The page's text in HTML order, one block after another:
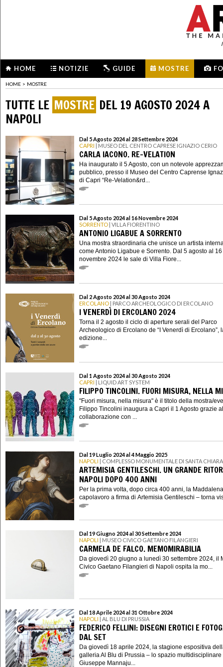
HOME NOTIZIE GUIDE MOSTRE
HOME > MOSTRE
TUTTE LE MOSTRE DEL 19 AGOSTO 2024 A
NAPOLI
Dal 5 Agosto 2024 al 28 Settembre 2024
CAPRI | MUSEO DEL CENTRO CAPRESE IGNAZIO CERIO
CARLA IACONO. RE-VELATION
Ha inaugurato il 5 Agosto, con un notevole
pubblico, presso il Museo del Centro Caprense
di Capri “Re-Velation&rd...
Dal 5 Agosto 2024 al 16 Novembre 2024
SORRENTO | VILLA FIORENTINO
ANTONIO LIGABUE A SORRENTO
Una mostra straordinaria che unisce un artista
come Antonio Ligabue e Sorrento. Dal 5 agosto al 16
novembre 2024 le sale di Villa Fiore...
Dal 2 Agosto 2024 al 30 Agosto 2024
ERCOLANO | PARCO ARCHEOLOGICO DI ERCOLANO
I VENERDÌ DI ERCOLANO 2024
Torna il 2 agosto il ciclo di aperture serali del Parco
Archeologico di Ercolano de “I Venerdì di Ercolano”,
edizione...
Dal 1 Agosto 2024 al 30 Agosto 2024
CAPRI | LIQUID ART SYSTEM
FILIPPO TINCOLINI. FUORI MISURA, NELLA
"Fuori misura, nella misura" è il titolo della mostra/
Filippo Tincolini inaugura a Capri il 1 Agosto grazie
collaborazione con ...
Dal 19 Luglio 2024 al 4 Maggio 2025
NAPOLI | COMPLESSO MONUMENTALE DI SANTA CHIARA
ARTEMISIA GENTILESCHI. UN GRANDE
NAPOLI DOPO 400 ANNI
Per la prima volta, dopo circa 400 anni, la
capolavoro a firma di Artemisia Gentileschi – torna
Dal 19 Giugno 2024 al 30 Settembre 2024
NAPOLI | MUSEO CIVICO GAETANO FILANGIERI
CARMELA DE FALCO. MEMOMIRABILIA
Da giovedì 20 giugno a lunedì 30 settembre 2024, il
Civico Gaetano Filangieri di Napoli ospita la mo...
Dal 18 Aprile 2024 al 31 Ottobre 2024
NAPOLI | AL BLU DI PRUSSIA
FEDERICO FELLINI: DISEGNI EROTICI E
DAL SET
Da giovedì 18 aprile 2024, la stagione espositiva
galleria Al Blu di Prussia – lo spazio multidisciplinare
Giuseppe Mannaju...